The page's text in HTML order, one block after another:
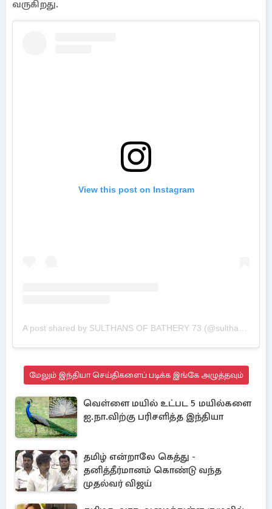
வருகிறது.
View this post on Instagram
மேலும் இந்தியா செய்திகளைப் படிக்க இங்கே அழுத்தவும்
வெள்ளை மயில் உட்பட 5 மயில்களை
ஐ.நா.விற்கு பரிசளித்த இந்தியா
தமிழ் என்றாலே கெத்து -
தனித்தீர்மானம் கொண்டு வந்த
முதல்வர் விஜய்